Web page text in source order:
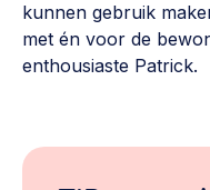
kunnen gebruik
met én voor de
enthousiaste Patrick.